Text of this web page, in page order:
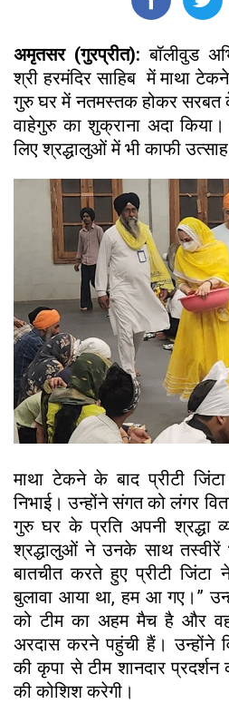
अमृतसर (गुरप्रीत):बॉलीवुड
श्री हरमंदिर साहिब में माथा
गुरु घर में नतमस्तक होकर
वाहेगुरु का शुक्राना अदा
लिए श्रद्धालुओं में भी काफी
माथा टेकने के बाद प्रीटी
निभाई। उन्होंने संगत को लंगर
गुरु घर के प्रति अपनी श्रद्धा
श्रद्धालुओं ने उनके साथ तस्वीरें
बातचीत करते हुए प्रीटी जिंटा
बुलावा आया था, हम आ गए।”
को टीम का अहम मैच है और
अरदास करने पहुंची हैं। उन्होंने
की कृपा से टीम शानदार
की कोशिश करेगी।